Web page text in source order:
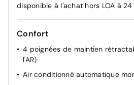
disponible à l'achat hors LOA à
Confort
4 poignées de maintien
l'AR)
Air conditionné automatique